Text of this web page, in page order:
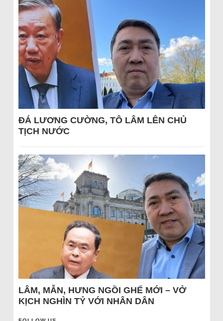
ĐÁ LƯƠNG CƯỜNG, TÔ LÂM LÊN CHỦ
TỊCH NƯỚC
LÂM, MẪN, HƯNG NGỒI GHẾ MỚI – VỞ
KỊCH NGHÌN TỶ VỚI NHÂN DÂN